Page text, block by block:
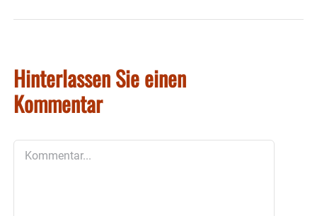
Hinterlassen Sie einen
Kommentar